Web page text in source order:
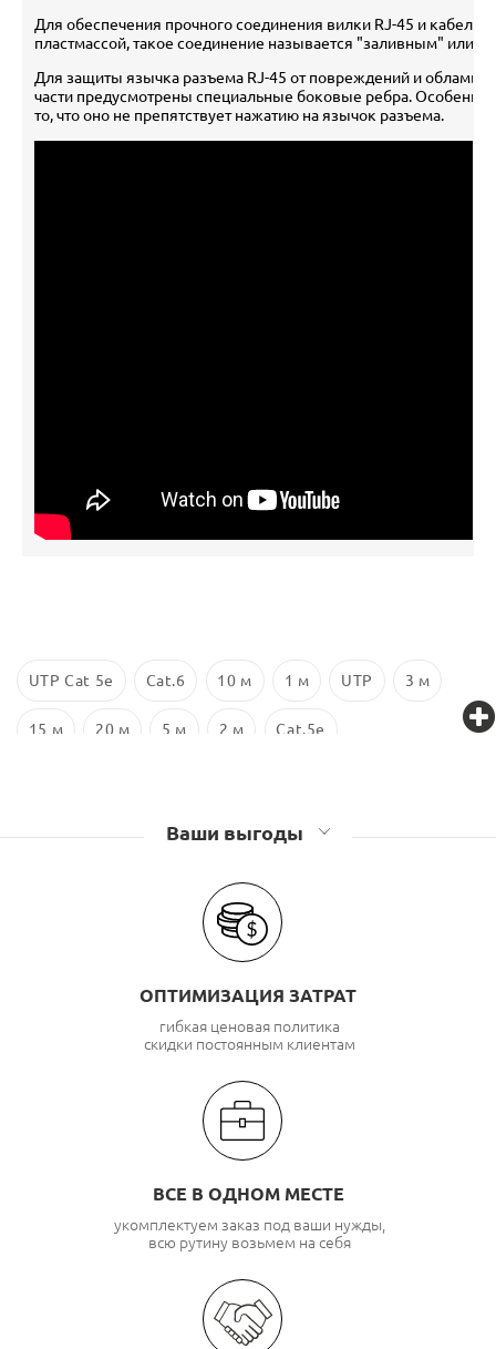
Для обеспечения прочного соединения вилки RJ-45 и кабеля
пластмассой, такое соединение называется "заливным" или
Для защиты язычка разъема RJ-45 от повреждений и
части предусмотрены специальные боковые ребра.
то, что оно не препятствует нажатию на язычок разъема.
UTP Cat 5e Cat.6 10 м 1 м UTP 3 м
15 м 20 м 5 м 2 м Cat.5e
Ваши выгоды
ОПТИМИЗАЦИЯ ЗАТРАТ
гибкая ценовая политика
скидки постоянным клиентам
ВСЕ В ОДНОМ МЕСТЕ
укомплектуем заказ под ваши нужды,
всю рутину возьмем на себя